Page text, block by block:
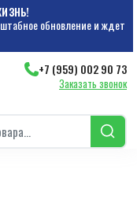
обновление и ждет
+7 (959) 002 90 73
Заказать звонок